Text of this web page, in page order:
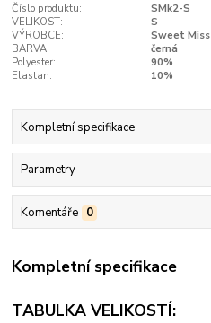
Číslo produktu:
SMk2-S
VELIKOST:
S
VÝROBCE:
Sweet Miss
BARVA:
černá
Polyester:
90%
Elastan:
10%
Kompletní specifikace
Parametry
Komentáře 0
Kompletní specifikace
TABULKA VELIKOSTÍ: